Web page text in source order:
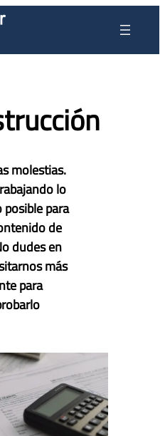
molestias.
lo
posible para
de
dudes en
más
para